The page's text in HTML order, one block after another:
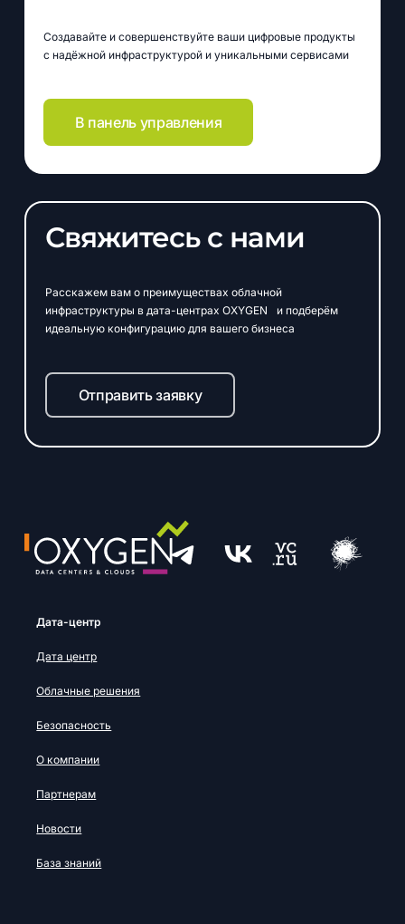
Создавайте и совершенствуйте ваши цифровые продукты
с надёжной инфраструктурой и уникальными сервисами
В панель управления
Свяжитесь с нами
Расскажем вам о преимуществах облачной
инфраструктуры в дата-центрах OXYGEN и подберём
идеальную конфигурацию для вашего бизнеса
Отправить заявку
Дата-центр
Дата центр
Облачные решения
Безопасность
О компании
Партнерам
Новости
База знаний